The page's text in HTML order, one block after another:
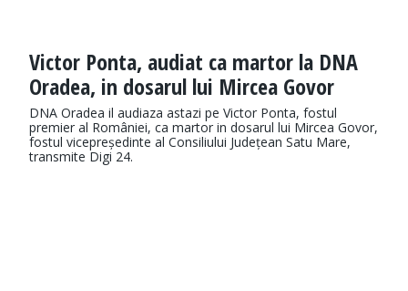
Victor Ponta, audiat ca martor la DNA
Oradea, in dosarul lui Mircea Govor
DNA Oradea il audiaza astazi pe Victor Ponta, fostul
premier al României, ca martor in dosarul lui Mircea Govor,
fostul vicepreședinte al Consiliului Județean Satu Mare,
transmite Digi 24.